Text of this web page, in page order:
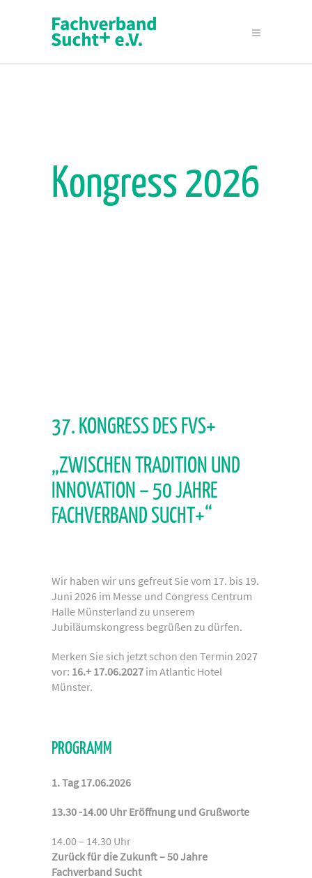
Kongress 2026
37. KONGRESS DES FVS+
„ZWISCHEN TRADITION UND
INNOVATION – 50 JAHRE
FACHVERBAND SUCHT+“
Wir haben wir uns gefreut Sie vom 17. bis 19.
Juni 2026 im Messe und Congress Centrum
Halle Münsterland zu unserem
Jubiläumskongress begrüßen zu dürfen.
Merken Sie sich jetzt schon den Termin 2027
vor: 16.+ 17.06.2027 im Atlantic Hotel
Münster.
PROGRAMM
1. Tag 17.06.2026
13.30 -14.00 Uhr Eröffnung und Grußworte
14.00 – 14.30 Uhr
Zurück für die Zukunft – 50 Jahre
Fachverband Sucht